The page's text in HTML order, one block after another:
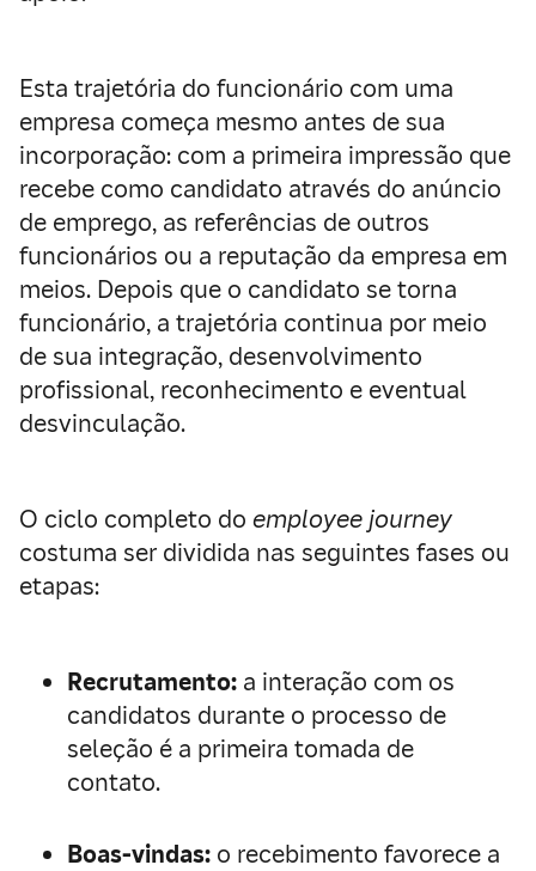
Esta trajetória do funcionário com uma
empresa começa mesmo antes de sua
incorporação: com a primeira impressão que
recebe como candidato através do anúncio
de emprego, as referências de outros
funcionários ou a reputação da empresa em
meios. Depois que o candidato se torna
funcionário, a trajetória continua por meio
de sua integração, desenvolvimento
profissional, reconhecimento e eventual
desvinculação.
O ciclo completo do employee journey
costuma ser dividida nas seguintes fases ou
etapas:
Recrutamento: a interação com os
candidatos durante o processo de
seleção é a primeira tomada de
contato.
Boas-vindas: o recebimento favorece a